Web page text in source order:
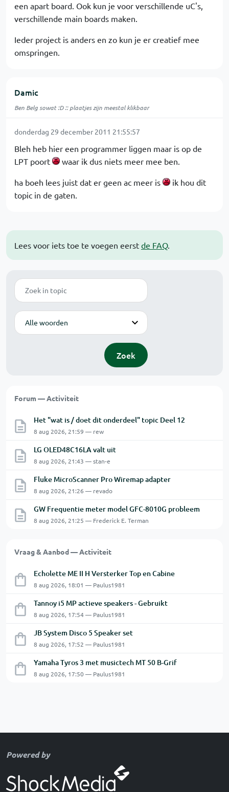
Lees voor iets toe te voegen eerst de FAQ.
Zoek
Modus
Zoek
Forum — Activiteit
Het "wat is / doet dit onderdeel" topic Deel 12
8 aug 2026, 21:59 — rew
LG OLED48C16LA valt uit
8 aug 2026, 21:43 — stan-e
Fluke MicroScanner Pro Wiremap adapter
8 aug 2026, 21:26 — revado
GW Frequentie meter model GFC-8010G probleem
8 aug 2026, 21:25 — Frederick E. Terman
Vraag & Aanbod — Activiteit
Echolette ME II H Versterker Top en Cabine
8 aug 2026, 18:01 — Paulus1981
Tannoy i5 MP actieve speakers - Gebruikt
8 aug 2026, 17:54 — Paulus1981
JB System Disco 5 Speaker set
8 aug 2026, 17:52 — Paulus1981
Yamaha Tyros 3 met musictech MT 50 B-Grif
8 aug 2026, 17:50 — Paulus1981
een apart board. Ook kun je voor verschillende uC's,
verschillende main boards maken.
Ieder project is anders en zo kun je er creatief mee
omspringen.
Damic
Ben Belg sowat :D :: plaatjes zijn meestal klikbaar
donderdag 29 december 2011 21:55:57
Bleh heb hier een programmer liggen maar is op de
LPT poort
waar ik dus niets meer mee ben.
ha boeh lees juist dat er geen ac meer is
ik hou dit
topic in de gaten.
Powered by